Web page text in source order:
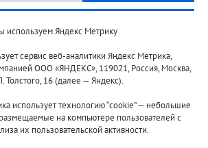
2024 "Волжские приманки"
используем Яндекс Метрику
сервис веб-аналитики Яндекс Метрика,
ООО «ЯНДЕКС», 119021, Россия, Москва,
Толстого, 16 (далее — Яндекс).
использует технологию “cookie” — небольшие
на компьютере пользователей с
их пользовательской активности.